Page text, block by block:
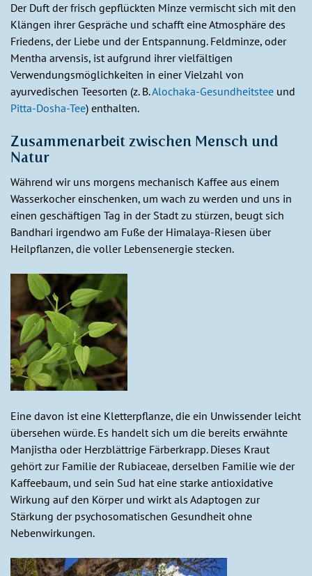
Der Duft der frisch gepflückten Minze vermischt sich mit den
Klängen ihrer Gespräche und schafft eine Atmosphäre des
Friedens, der Liebe und der Entspannung. Feldminze, oder
Mentha arvensis, ist aufgrund ihrer vielfältigen
Verwendungsmöglichkeiten in einer Vielzahl von
ayurvedischen Teesorten (z. B.Alochaka-Gesundheitstee und
Pitta-Dosha-Tee) enthalten.
Zusammenarbeit zwischen Mensch und
Natur
Während wir uns morgens mechanisch Kaffee aus einem
Wasserkocher einschenken, um wach zu werden und uns in
einen geschäftigen Tag in der Stadt zu stürzen, beugt sich
Bandhari irgendwo am Fuße der Himalaya-Riesen über
Heilpflanzen, die voller Lebensenergie stecken.
Eine davon ist eine Kletterpflanze, die ein Unwissender leicht
übersehen würde. Es handelt sich um die bereits erwähnte
Manjistha oder Herzblättrige Färberkrapp. Dieses Kraut
gehört zur Familie der Rubiaceae, derselben Familie wie der
Kaffeebaum, und sein Sud hat eine starke antioxidative
Wirkung auf den Körper und wirkt als Adaptogen zur
Stärkung der psychosomatischen Gesundheit ohne
Nebenwirkungen.